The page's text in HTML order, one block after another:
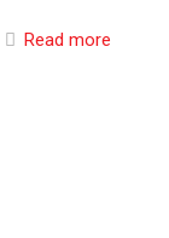
Read more